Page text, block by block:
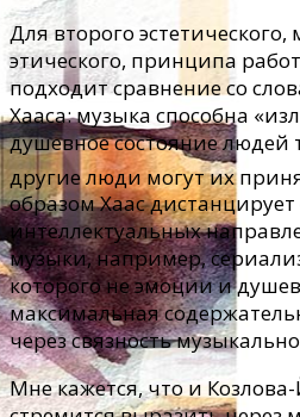
Для второго
этического, принципа
подходит сравнение со
Хааса: музыка способна
душевное состояние людей
другие люди могут их
образом Хаас дистанцирует
интеллектуальных
музыки, например,
которого не эмоции и
максимальная
через связность
Мне кажется, что и